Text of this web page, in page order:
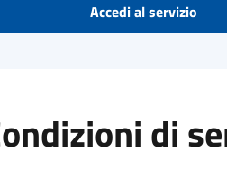
Accedi al servizio
di